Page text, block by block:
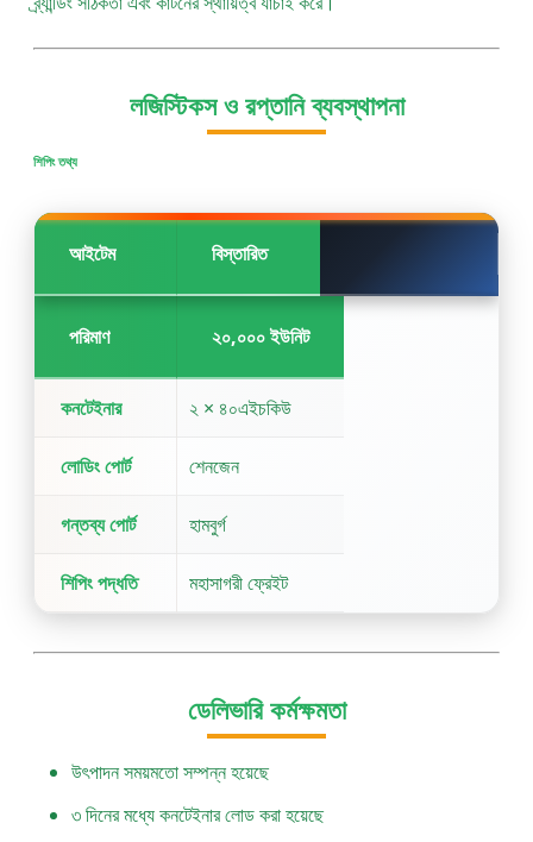
লজিস্টিকস ও রপ্তানি ব্যবস্থাপনা
শিপিং তথ্য
আইটেম বিস্তারিত
পরিমাণ ২০,০০০ ইউনিট
কনটেইনার ২ × ৪০এইচকিউ
লোডিং পোর্ট শেনজেন
গন্তব্য পোর্ট হামবুর্গ
শিপিং পদ্ধতি মহাসাগরী ফ্রেইট
ডেলিভারি কর্মক্ষমতা
উৎপাদন সময়মতো সম্পন্ন হয়েছে
৩ দিনের মধ্যে কনটেইনার লোড করা হয়েছে